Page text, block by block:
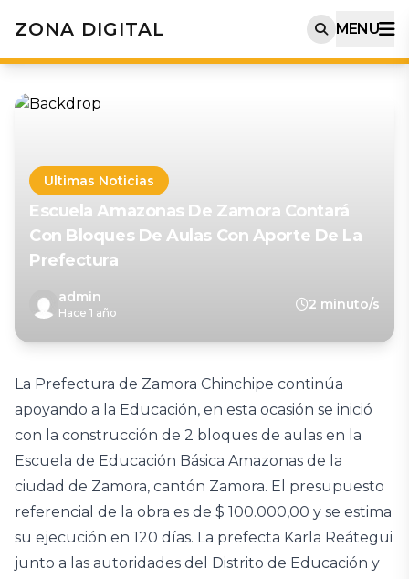
ZONA DIGITAL MENU
Ultimas Noticias
Escuela Amazonas De Zamora Contará
Con Bloques De Aulas Con Aporte De La
Prefectura
admin
Hace 1 año
2 minuto/s
La Prefectura de Zamora Chinchipe continúa
apoyando a la Educación, en esta ocasión se inició
con la construcción de 2 bloques de aulas en la
Escuela de Educación Básica Amazonas de la
ciudad de Zamora, cantón Zamora. El presupuesto
referencial de la obra es de $ 100.000,00 y se estima
su ejecución en 120 días. La prefecta Karla Reátegui
junto a las autoridades del Distrito de Educación y